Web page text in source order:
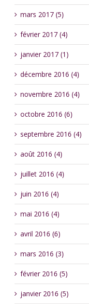
mars 2017 (5)
février 2017 (4)
janvier 2017 (1)
décembre 2016 (4)
novembre 2016 (4)
octobre 2016 (6)
septembre 2016 (4)
août 2016 (4)
juillet 2016 (4)
juin 2016 (4)
mai 2016 (4)
avril 2016 (6)
mars 2016 (3)
février 2016 (5)
janvier 2016 (5)